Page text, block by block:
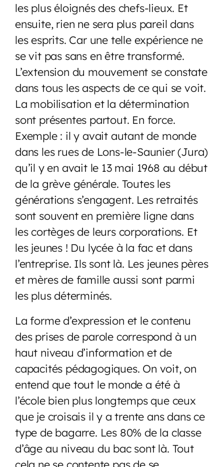
les plus éloignés des chefs-lieux. Et
ensuite, rien ne sera plus pareil dans
les esprits. Car une telle expérience ne
se vit pas sans en être transformé.
L’extension du mouvement se constate
dans tous les aspects de ce qui se voit.
La mobilisation et la détermination
sont présentes partout. En force.
Exemple : il y avait autant de monde
dans les rues de Lons-le-Saunier (Jura)
qu’il y en avait le 13 mai 1968 au début
de la grève générale. Toutes les
générations s’engagent. Les retraités
sont souvent en première ligne dans
les cortèges de leurs corporations. Et
les jeunes ! Du lycée à la fac et dans
l’entreprise. Ils sont là. Les jeunes pères
et mères de famille aussi sont parmi
les plus déterminés.
La forme d’expression et le contenu
des prises de parole correspond à un
haut niveau d’information et de
capacités pédagogiques. On voit, on
entend que tout le monde a été à
l’école bien plus longtemps que ceux
que je croisais il y a trente ans dans ce
type de bagarre. Les 80% de la classe
d’âge au niveau du bac sont là. Tout
cela ne se contente pas de se